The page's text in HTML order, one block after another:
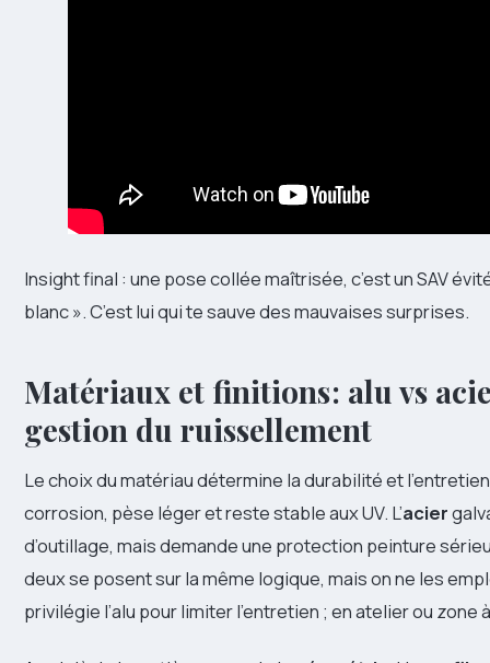
Insight final : une pose collée maîtrisée, c’est un SAV
blanc ». C’est lui qui te sauve des mauvaises surprises.
Matériaux et finitions : alu vs
gestion du ruissellement
Le choix du matériau détermine la durabilité et
corrosion, pèse léger et reste stable aux UV. L’acier
d’outillage, mais demande une protection peinture
deux se posent sur la même logique, mais on ne les
privilégie l’alu pour limiter l’entretien ; en atelier ou zone